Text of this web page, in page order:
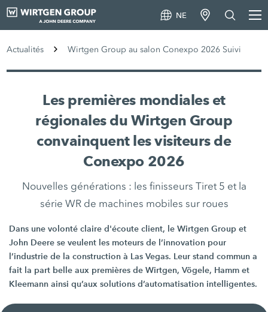
NE
Actualités Wirtgen Group au salon Conexpo 2026 Suivi
Les premières mondiales et
régionales du Wirtgen Group
convainquent les visiteurs de
Conexpo 2026
Nouvelles générations : les finisseurs Tiret 5 et la
série WR de machines mobiles sur roues
Dans une volonté claire d'écoute client, le Wirtgen Group et
John Deere se veulent les moteurs de l’innovation pour
l’industrie de la construction à Las Vegas. Leur stand commun a
fait la part belle aux premières de Wirtgen, Vögele, Hamm et
Kleemann ainsi qu’aux solutions d’automatisation intelligentes.